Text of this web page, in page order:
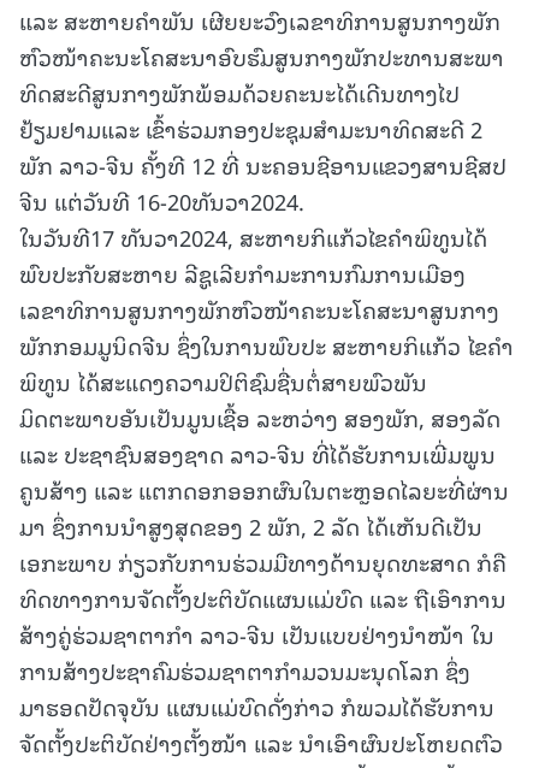
ແລະ ສະຫາຍຄໍາພັນ ເຜີຍຍະວົງເລຂາທິການສູນກາງພັກ
ຫົວໜ້າຄະນະໂຄສະນາອົບຮົມສູນກາງພັກປະທານສະພາ
ທິດສະດີສູນກາງພັກພ້ອມດ້ວຍຄະນະໄດ້ເດີນທາງໄປ
ຢ້ຽມຢາມແລະ ເຂົ້າຮ່ວມກອງປະຊຸມສຳມະນາທິດສະດີ 2
ພັກ ລາວ-ຈີນ ຄັ້ງທີ 12 ທີ່ ນະຄອນຊີອານແຂວງສານຊີສປ
ຈີນ ແຕ່ວັນທີ 16-20ທັນວາ2024.
ໃນວັນທີ17 ທັນວາ2024, ສະຫາຍກິແກ້ວໄຂຄຳພິທູນໄດ້
ພົບປະກັບສະຫາຍ ລີຊູເລີຍກໍາມະການກົມການເມືອງ
ເລຂາທິການສູນກາງພັກຫົວໜ້າຄະນະໂຄສະນາສູນກາງ
ພັກກອມມູນິດຈີນ ຊຶ່ງໃນການພົບປະ ສະຫາຍກິແກ້ວ ໄຂຄໍາ
ພິທູນ ໄດ້ສະແດງຄວາມປິຕິຊົມຊື່ນຕໍ່ສາຍພົວພັນ
ມິດຕະພາບອັນເປັນມູນເຊື້ອ ລະຫວ່າງ ສອງພັກ, ສອງລັດ
ແລະ ປະຊາຊົນສອງຊາດ ລາວ-ຈີນ ທີ່ໄດ້ຮັບການເພີ່ມພູນ
ຄູນສ້າງ ແລະ ແຕກດອກອອກຜົນໃນຕະຫຼອດໄລຍະທີ່ຜ່ານ
ມາ ຊຶ່ງການນໍາສູງສຸດຂອງ 2 ພັກ, 2 ລັດ ໄດ້ເຫັນດີເປັນ
ເອກະພາບ ກ່ຽວກັບການຮ່ວມມືທາງດ້ານຍຸດທະສາດ ກໍຄື
ທິດທາງການຈັດຕັ້ງປະຕິບັດແຜນແມ່ບົດ ແລະ ຖືເອົາການ
ສ້າງຄູ່ຮ່ວມຊາຕາກໍາ ລາວ-ຈີນ ເປັນແບບຢ່າງນໍາໜ້າ ໃນ
ການສ້າງປະຊາຄົມຮ່ວມຊາຕາກໍາມວນມະນຸດໂລກ ຊຶ່ງ
ມາຮອດປັດຈຸບັນ ແຜນແມ່ບົດດັ່ງກ່າວ ກໍພວມໄດ້ຮັບການ
ຈັດຕັ້ງປະຕິບັດຢ່າງຕັ້ງໜ້າ ແລະ ນໍາເອົາຜົນປະໂຫຍດຕົວ